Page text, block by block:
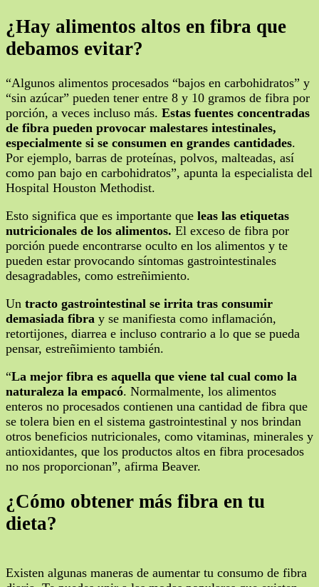
¿Hay alimentos altos en fibra que
debamos evitar?
“Algunos alimentos procesados “bajos en carbohidratos” y
“sin azúcar” pueden tener entre 8 y 10 gramos de fibra por
porción, a veces incluso más. Estas fuentes concentradas
de fibra pueden provocar malestares intestinales,
especialmente si se consumen en grandes cantidades.
Por ejemplo, barras de proteínas, polvos, malteadas, así
como pan bajo en carbohidratos”, apunta la especialista del
Hospital Houston Methodist.
Esto significa que es importante que leas las etiquetas
nutricionales de los alimentos. El exceso de fibra por
porción puede encontrarse oculto en los alimentos y te
pueden estar provocando síntomas gastrointestinales
desagradables, como estreñimiento.
Un tracto gastrointestinal se irrita tras consumir
demasiada fibra y se manifiesta como inflamación,
retortijones, diarrea e incluso contrario a lo que se pueda
pensar, estreñimiento también.
“La mejor fibra es aquella que viene tal cual como la
naturaleza la empacó. Normalmente, los alimentos
enteros no procesados contienen una cantidad de fibra que
se tolera bien en el sistema gastrointestinal y nos brindan
otros beneficios nutricionales, como vitaminas, minerales y
antioxidantes, que los productos altos en fibra procesados
no nos proporcionan”, afirma Beaver.
¿Cómo obtener más fibra en tu
dieta?
Existen algunas maneras de aumentar tu consumo de fibra